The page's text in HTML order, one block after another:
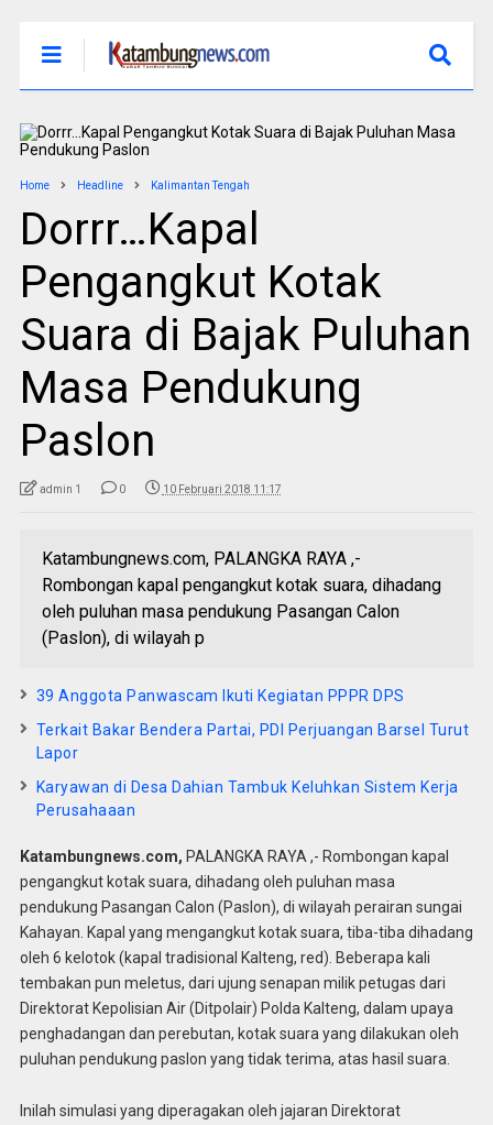
Home Headline Kalimantan Tengah
Dorrr…Kapal
Pengangkut Kotak
Suara di Bajak Puluhan
Masa Pendukung
Paslon
admin 1 0 10 Februari 2018 11:17
Katambungnews.com, PALANGKA RAYA ,-
Rombongan kapal pengangkut kotak suara, dihadang
oleh puluhan masa pendukung Pasangan Calon
(Paslon), di wilayah p
39 Anggota Panwascam Ikuti Kegiatan PPPR DPS
Terkait Bakar Bendera Partai, PDI Perjuangan Barsel Turut
Lapor
Karyawan di Desa Dahian Tambuk Keluhkan Sistem Kerja
Perusahaaan
Katambungnews.com, PALANGKA RAYA ,- Rombongan kapal
pengangkut kotak suara, dihadang oleh puluhan masa
pendukung Pasangan Calon (Paslon), di wilayah perairan sungai
Kahayan. Kapal yang mengangkut kotak suara, tiba-tiba dihadang
oleh 6 kelotok (kapal tradisional Kalteng, red). Beberapa kali
tembakan pun meletus, dari ujung senapan milik petugas dari
Direktorat Kepolisian Air (Ditpolair) Polda Kalteng, dalam upaya
penghadangan dan perebutan, kotak suara yang dilakukan oleh
puluhan pendukung paslon yang tidak terima, atas hasil suara.
Inilah simulasi yang diperagakan oleh jajaran Direktorat